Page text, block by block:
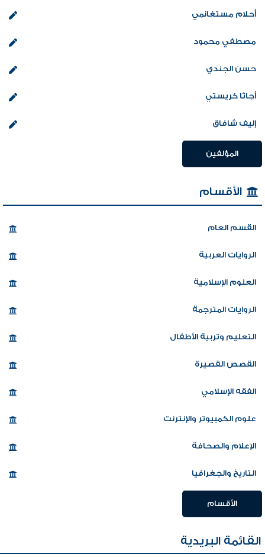
أحلام مستغانمي
مصطفي محمود
حسن الجندي
أجاثا كريستي
إليف شافاق
المؤلفين
الأقسام
القسم العام
الروايات العربية
العلوم الإسلامية
الروايات المترجمة
التعليم وتربية الأطفال
القصص القصيرة
الفقه الإسلامي
علوم الكمبيوتر والإنترنت
الإعلام والصحافة
التاريخ والجغرافيا
الأقسام
القائمة البريدية